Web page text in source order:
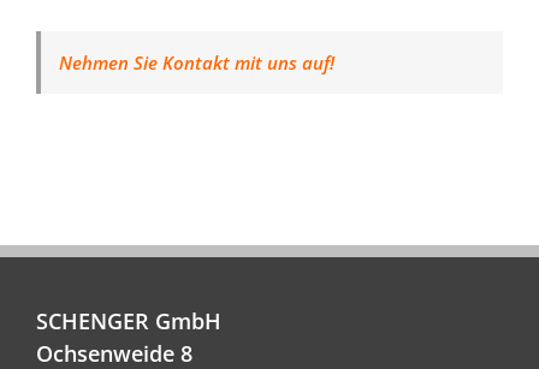
Nehmen Sie Kontakt mit uns auf!
SCHENGER GmbH
Ochsenweide 8